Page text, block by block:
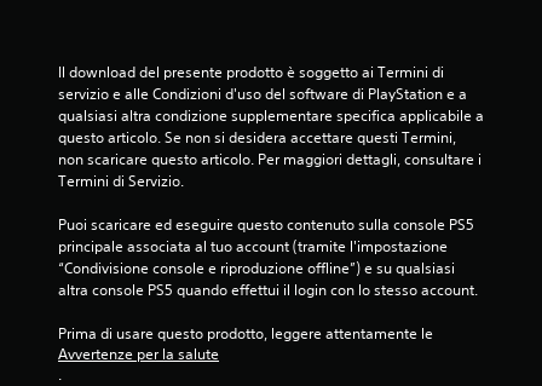
Il download del presente prodotto è soggetto ai Termini di
servizio e alle Condizioni d'uso del software di PlayStation e a
qualsiasi altra condizione supplementare specifica applicabile a
questo articolo. Se non si desidera accettare questi Termini,
non scaricare questo articolo. Per maggiori dettagli, consultare i
Termini di Servizio.
Puoi scaricare ed eseguire questo contenuto sulla console PS5
principale associata al tuo account (tramite l'impostazione
“Condivisione console e riproduzione offline”) e su qualsiasi
altra console PS5 quando effettui il login con lo stesso account.
Prima di usare questo prodotto, leggere attentamente le
Avvertenze per la salute
.